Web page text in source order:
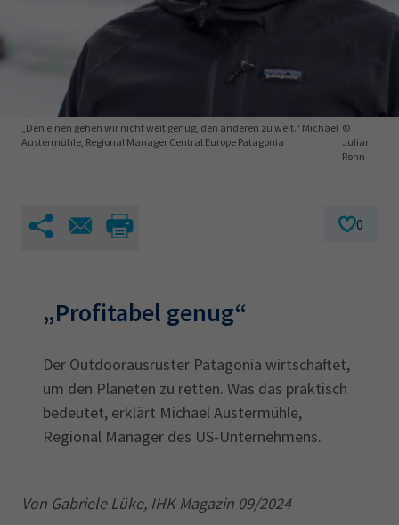
Leichte Sprache
IHK regional
Karriere
EN
Prüfungstermine
Wirtschaftsfachwirt
Sachkundeprüfung
Berichtsheft
AEVO
34i
„Den einen gehen wir nicht weit genug, den anderen zu weit.“ Michael
Austermühle, Regional Manager Central Europe Patagonia
©
Julian
Rohn
0
„Profitabel genug“
Der Outdoorausrüster Patagonia wirtschaftet,
um den Planeten zu retten. Was das praktisch
bedeutet, erklärt Michael Austermühle,
Regional Manager des US-Unternehmens.
Von Gabriele Lüke, IHK-Magazin 09/2024